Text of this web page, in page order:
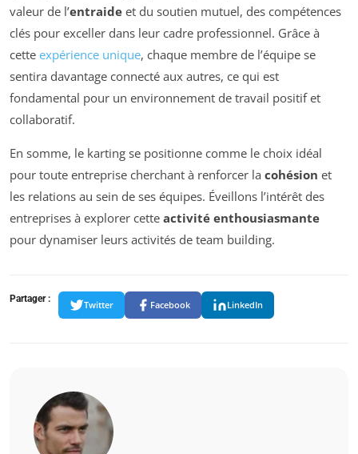
valeur de l’entraide et du soutien mutuel, des compétences
clés pour exceller dans leur cadre professionnel. Grâce à
cette expérience unique, chaque membre de l’équipe se
sentira davantage connecté aux autres, ce qui est
fondamental pour un environnement de travail positif et
collaboratif.
En somme, le karting se positionne comme le choix idéal
pour toute entreprise cherchant à renforcer la cohésion et
les relations au sein de ses équipes. Éveillons l’intérêt des
entreprises à explorer cette activité enthousiasmante
pour dynamiser leurs activités de team building.
Partager :
Twitter Facebook LinkedIn